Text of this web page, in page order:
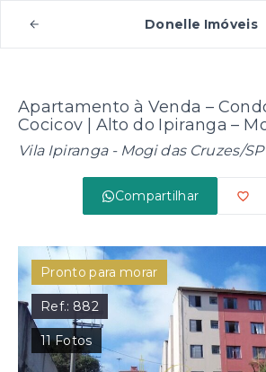
Donelle Imóveis
Apartamento à Venda –
Cocicov | Alto do Ipiranga –
Vila Ipiranga - Mogi das Cruzes/SP
Compartilhar
Pronto para morar
Ref.: 882
11Fotos